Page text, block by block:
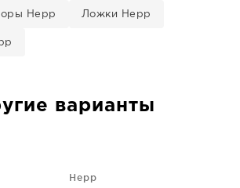
Hepp Ложки Hepp
варианты
Hepp